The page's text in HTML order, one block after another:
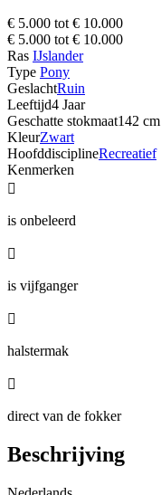
€ 5.000 tot € 10.000
€ 5.000 tot € 10.000
Ras IJslander
Type Pony
GeslachtRuin
Leeftijd4 Jaar
Geschatte stokmaat142 cm
KleurZwart
HoofddisciplineRecreatief
Kenmerken

is onbeleerd

is vijfganger

halstermak

direct van de fokker
Beschrijving